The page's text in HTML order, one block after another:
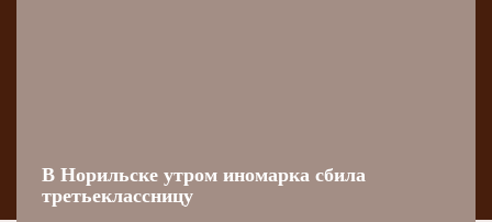
В Норильске утром иномарка сбила
третьеклассницу